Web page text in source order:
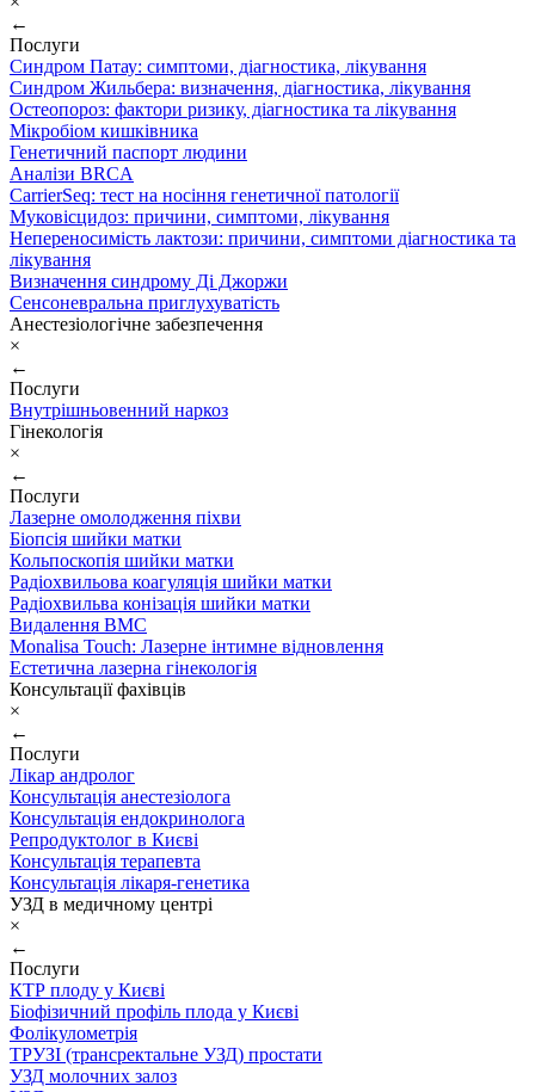
←
Послуги
Синдром Патау: симптоми, дiагностика, лiкування
Синдром Жильбера: визначення, діагностика, лікування
Остеопороз: фактори ризику, діагностика та лікування
Мікробіом кишківника
Генетичний паспорт людини
Аналізи BRCA
CarrierSeq: тест на носіння генетичної патології
Муковісцидоз: причини, симптоми, лікування
Непереносимість лактози: причини, симптоми діагностика та
лікування
Визначення синдрому Ді Джоржи
Сенсоневральна приглухуватість
Анестезіологічне забезпечення
×
←
Послуги
Внутрішньовенний наркоз
Гінекологія
×
←
Послуги
Лазерне омолодження піхви
Біопсія шийки матки
Кольпоскопія шийки матки
Радіохвильова коагуляція шийки матки
Радіохвильва конізація шийки матки
Видалення ВМС
Monalisa Touch: Лазерне інтимне відновлення
Естетична лазерна гінекологія
Консультації фахівців
×
←
Послуги
Лікар андролог
Консультація анестезіолога
Консультація ендокринолога
Репродуктолог в Києві
Консультація терапевта
Консультація лікаря-генетика
УЗД в медичному центрі
×
←
Послуги
КТР плоду у Києві
Біофізичний профіль плода у Києві
Фолікулометрія
ТРУЗІ (трансректальне УЗД) простати
УЗД молочних залоз